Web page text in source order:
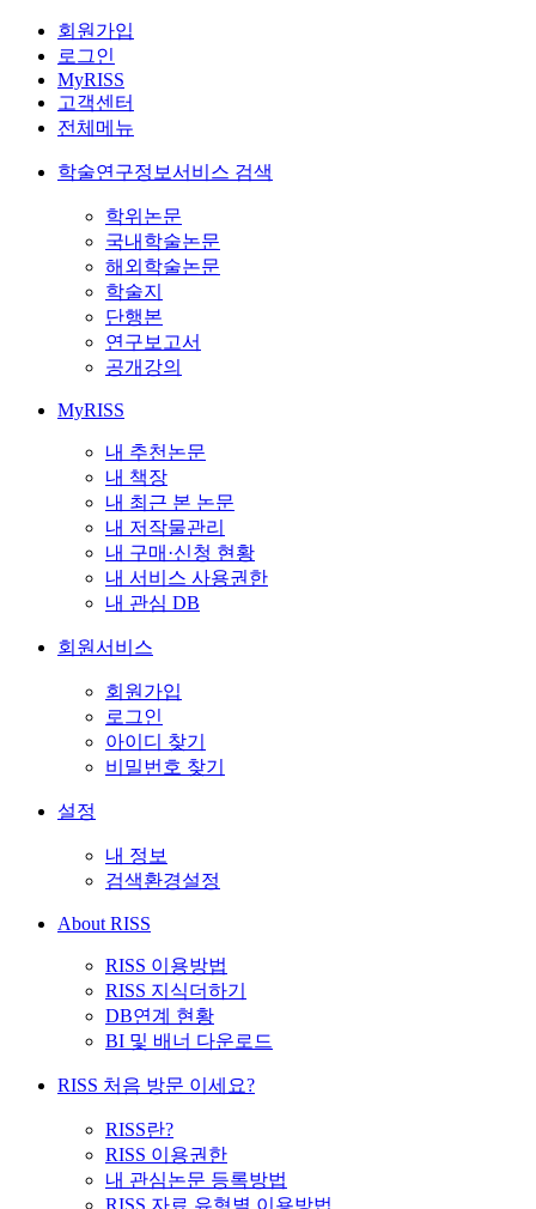
회원가입
로그인
MyRISS
고객센터
전체메뉴
학술연구정보서비스 검색
학위논문
국내학술논문
해외학술논문
학술지
단행본
연구보고서
공개강의
MyRISS
내 추천논문
내 책장
내 최근 본 논문
내 저작물관리
내 구매·신청 현황
내 서비스 사용권한
내 관심 DB
회원서비스
회원가입
로그인
아이디 찾기
비밀번호 찾기
설정
내 정보
검색환경설정
About RISS
RISS 이용방법
RISS 지식더하기
DB연계 현황
BI 및 배너 다운로드
RISS 처음 방문 이세요?
RISS란?
RISS 이용권한
내 관심논문 등록방법
RISS 자료 유형별 이용방법